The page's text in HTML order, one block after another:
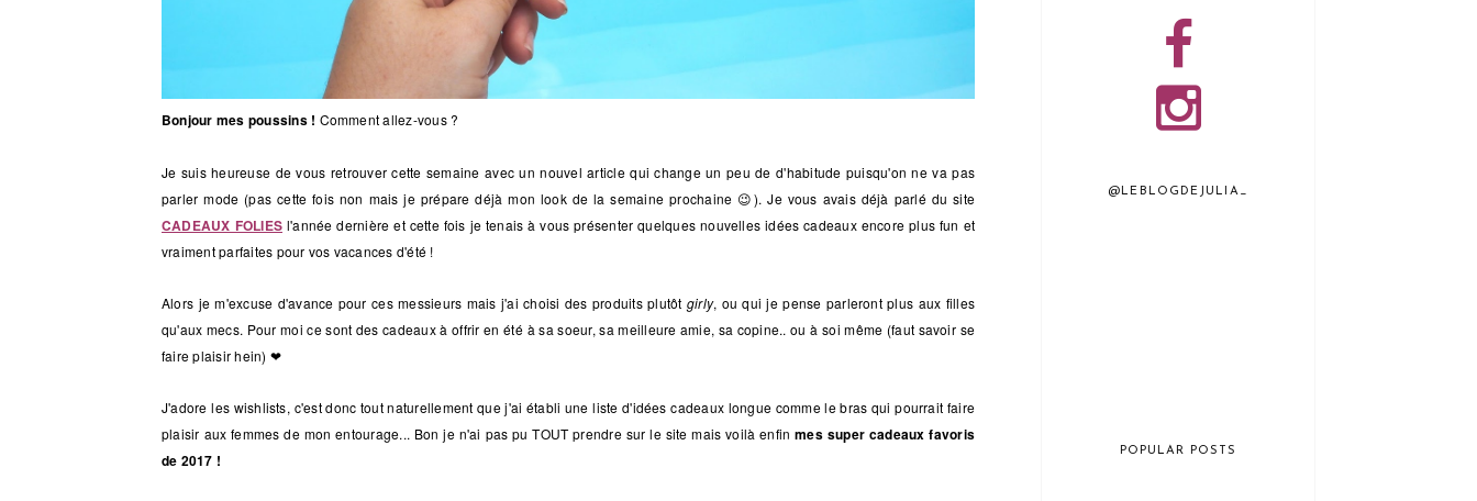
Bonjour mes poussins ! Comment allez-vous ?
Je suis heureuse de vous retrouver cette semaine avec un nouvel article qui change un peu de d'habitude puisqu'on ne va pas
parler mode (pas cette fois non mais je prépare déjà mon look de la semaine prochaine 😉). Je vous avais déjà parlé du site
CADEAUX FOLIES l'année dernière et cette fois je tenais à vous présenter quelques nouvelles idées cadeaux encore plus fun et
vraiment parfaites pour vos vacances d'été !
Alors je m'excuse d'avance pour ces messieurs mais j'ai choisi des produits plutôt girly, ou qui je pense parleront plus aux filles
qu'aux mecs. Pour moi ce sont des cadeaux à offrir en été à sa soeur, sa meilleure amie, sa copine.. ou à soi même (faut savoir se
faire plaisir hein) ❤
J'adore les wishlists, c'est donc tout naturellement que j'ai établi une liste d'idées cadeaux longue comme le bras qui pourrait faire
plaisir aux femmes de mon entourage... Bon je n'ai pas pu TOUT prendre sur le site mais voilà enfinmes super cadeaux favoris
de 2017 !
@LEBLOGDEJULIA_
POPULAR POSTS